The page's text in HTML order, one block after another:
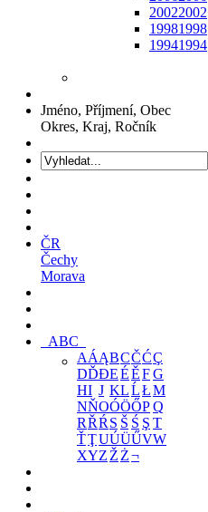
20022002
19981998
19941994
Jméno, Příjmení, Obec
Okres, Kraj, Ročník
ČR
Čechy
Morava
ABC
AÁĄBCČĆÇ
DĎĐEÉĚFG
HI J KLĹŁM
NŇOÓÖŐPQ
RŘŔ S Š Ś Ş T
ŤŢUÚÜŰVW
XYZ Ž Ż¬